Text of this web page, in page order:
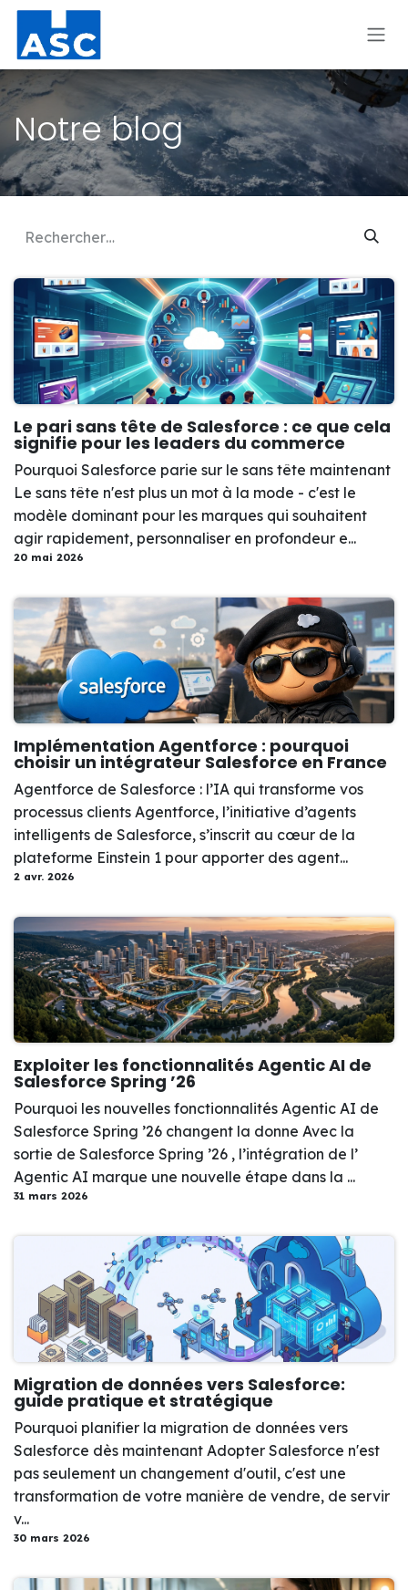
Se rendre au contenu
Notre blog
Le pari sans tête de Salesforce : ce que cela
signifie pour les leaders du commerce
Pourquoi Salesforce parie sur le sans tête maintenant
Le sans tête n'est plus un mot à la mode - c'est le
modèle dominant pour les marques qui souhaitent
agir rapidement, personnaliser en profondeur e...
20 mai 2026
Implémentation Agentforce : pourquoi
choisir un intégrateur Salesforce en France
Agentforce de Salesforce : l’IA qui transforme vos
processus clients Agentforce, l’initiative d’agents
intelligents de Salesforce, s’inscrit au cœur de la
plateforme Einstein 1 pour apporter des agent...
2 avr. 2026
Exploiter les fonctionnalités Agentic AI de
Salesforce Spring ’26
Pourquoi les nouvelles fonctionnalités Agentic AI de
Salesforce Spring ’26 changent la donne Avec la
sortie de Salesforce Spring ’26 , l’intégration de l’
Agentic AI marque une nouvelle étape dans la ...
31 mars 2026
Migration de données vers Salesforce:
guide pratique et stratégique
Pourquoi planifier la migration de données vers
Salesforce dès maintenant Adopter Salesforce n'est
pas seulement un changement d'outil, c'est une
transformation de votre manière de vendre, de servir
v...
30 mars 2026